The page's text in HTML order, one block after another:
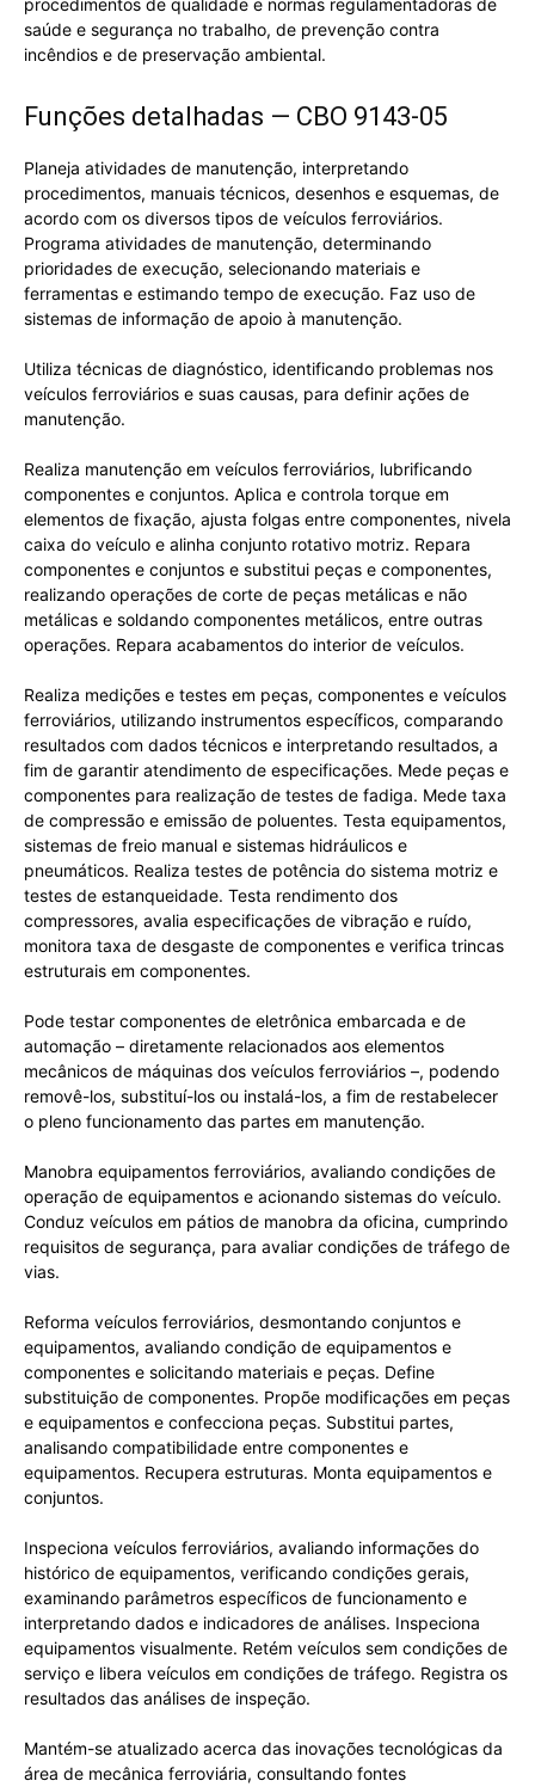
procedimentos de qualidade e normas regulamentadoras de
saúde e segurança no trabalho, de prevenção contra
incêndios e de preservação ambiental.
Funções detalhadas — CBO 9143-05
Planeja atividades de manutenção, interpretando
procedimentos, manuais técnicos, desenhos e esquemas, de
acordo com os diversos tipos de veículos ferroviários.
Programa atividades de manutenção, determinando
prioridades de execução, selecionando materiais e
ferramentas e estimando tempo de execução. Faz uso de
sistemas de informação de apoio à manutenção.
Utiliza técnicas de diagnóstico, identificando problemas nos
veículos ferroviários e suas causas, para definir ações de
manutenção.
Realiza manutenção em veículos ferroviários, lubrificando
componentes e conjuntos. Aplica e controla torque em
elementos de fixação, ajusta folgas entre componentes, nivela
caixa do veículo e alinha conjunto rotativo motriz. Repara
componentes e conjuntos e substitui peças e componentes,
realizando operações de corte de peças metálicas e não
metálicas e soldando componentes metálicos, entre outras
operações. Repara acabamentos do interior de veículos.
Realiza medições e testes em peças, componentes e veículos
ferroviários, utilizando instrumentos específicos, comparando
resultados com dados técnicos e interpretando resultados, a
fim de garantir atendimento de especificações. Mede peças e
componentes para realização de testes de fadiga. Mede taxa
de compressão e emissão de poluentes. Testa equipamentos,
sistemas de freio manual e sistemas hidráulicos e
pneumáticos. Realiza testes de potência do sistema motriz e
testes de estanqueidade. Testa rendimento dos
compressores, avalia especificações de vibração e ruído,
monitora taxa de desgaste de componentes e verifica trincas
estruturais em componentes.
Pode testar componentes de eletrônica embarcada e de
automação – diretamente relacionados aos elementos
mecânicos de máquinas dos veículos ferroviários –, podendo
removê-los, substituí-los ou instalá-los, a fim de restabelecer
o pleno funcionamento das partes em manutenção.
Manobra equipamentos ferroviários, avaliando condições de
operação de equipamentos e acionando sistemas do veículo.
Conduz veículos em pátios de manobra da oficina, cumprindo
requisitos de segurança, para avaliar condições de tráfego de
vias.
Reforma veículos ferroviários, desmontando conjuntos e
equipamentos, avaliando condição de equipamentos e
componentes e solicitando materiais e peças. Define
substituição de componentes. Propõe modificações em peças
e equipamentos e confecciona peças. Substitui partes,
analisando compatibilidade entre componentes e
equipamentos. Recupera estruturas. Monta equipamentos e
conjuntos.
Inspeciona veículos ferroviários, avaliando informações do
histórico de equipamentos, verificando condições gerais,
examinando parâmetros específicos de funcionamento e
interpretando dados e indicadores de análises. Inspeciona
equipamentos visualmente. Retém veículos sem condições de
serviço e libera veículos em condições de tráfego. Registra os
resultados das análises de inspeção.
Mantém-se atualizado acerca das inovações tecnológicas da
área de mecânica ferroviária, consultando fontes